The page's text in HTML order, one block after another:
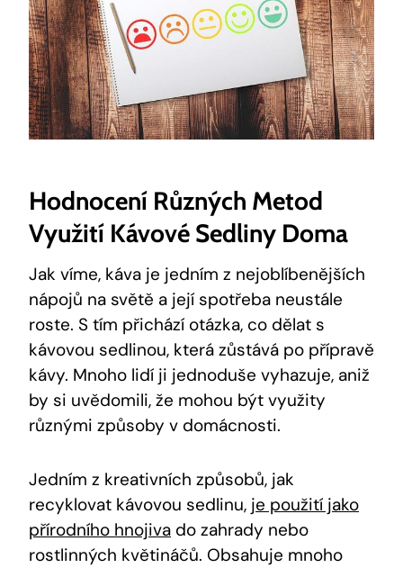
Hodnocení Různých Metod
Využití Kávové Sedliny Doma
Jak víme, káva je jedním z nejoblíbenějších
nápojů na světě a její spotřeba neustále
roste. S tím přichází otázka, co dělat s
kávovou sedlinou, která zůstává po přípravě
kávy. Mnoho lidí ji jednoduše vyhazuje, aniž
by si uvědomili, že mohou být využity
různými způsoby v domácnosti.
Jedním z kreativních způsobů, jak
recyklovat kávovou sedlinu, je použití jako
přírodního hnojiva do zahrady nebo
rostlinných květináčů. Obsahuje mnoho